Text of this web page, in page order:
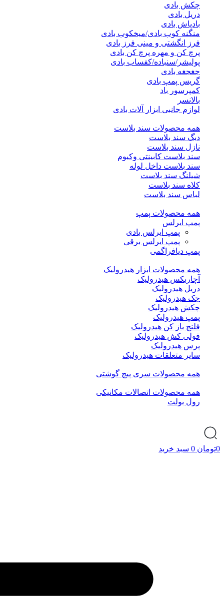
چکش بادی
دریل بادی
بادپاش بادی
منگنه کوب بادی/میخکوب بادی
فرز انگشتی و مینی فرز بادی
پرچ کن و مهره پرچ کن بادی
پولیشر/سنباده/کفساب بادی
جغجغه بادی
گریس پمپ بادی
کمپرسور باد
بالانسر
لوازم جانبی ابزار آلات بادی
همه محصولات سند بلاست
دیگ سند بلاست
نازل سند بلاست
سند بلاست کابینتی وکیوم
سند بلاست داخل لوله
شیلنگ سند بلاست
کلاه سند بلاست
لباس سند بلاست
همه محصولات پمپ
پمپ ایرلس
پمپ ایرلس بادی
پمپ ایرلس برقی
پمپ دیافراگمی
همه محصولات ابزار هیدرولیک
آچاربکس هیدرولیک
دریل هیدرولیک
جک هیدرولیک
چکش هیدرولیک
پمپ هیدرولیک
فلنچ باز کن هیدرولیک
فولی کش هیدرولیک
پرس هیدرولیک
سایر متعلقات هیدرولیک
همه محصولات سری پیچ گوشتی
همه محصولات اتصالات مکانیکی
رول بولت
0تومان 0 سبد خرید